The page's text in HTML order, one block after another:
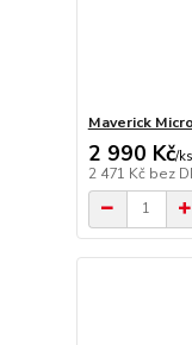
Maverick
2 990 Kč/ks
2 471 Kč bez